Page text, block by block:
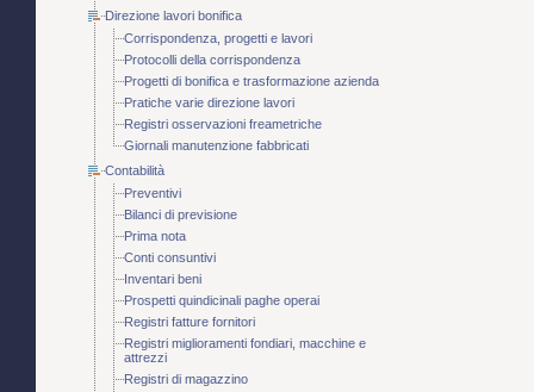
Direzione lavori bonifica
Corrispondenza, progetti e lavori
Protocolli della corrispondenza
Progetti di bonifica e trasformazione azienda
Pratiche varie direzione lavori
Registri osservazioni freametriche
Giornali manutenzione fabbricati
Contabilità
Preventivi
Bilanci di previsione
Prima nota
Conti consuntivi
Inventari beni
Prospetti quindicinali paghe operai
Registri fatture fornitori
Registri miglioramenti fondiari, macchine e
attrezzi
Registri di magazzino